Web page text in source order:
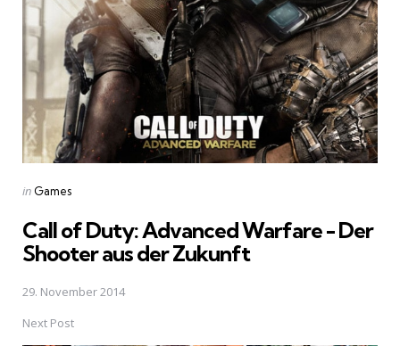
Posted
in Games
Call of Duty: Advanced Warfare - Der
Shooter aus der Zukunft
29. November 2014
Next Post